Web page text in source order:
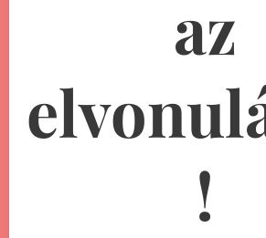
az
!